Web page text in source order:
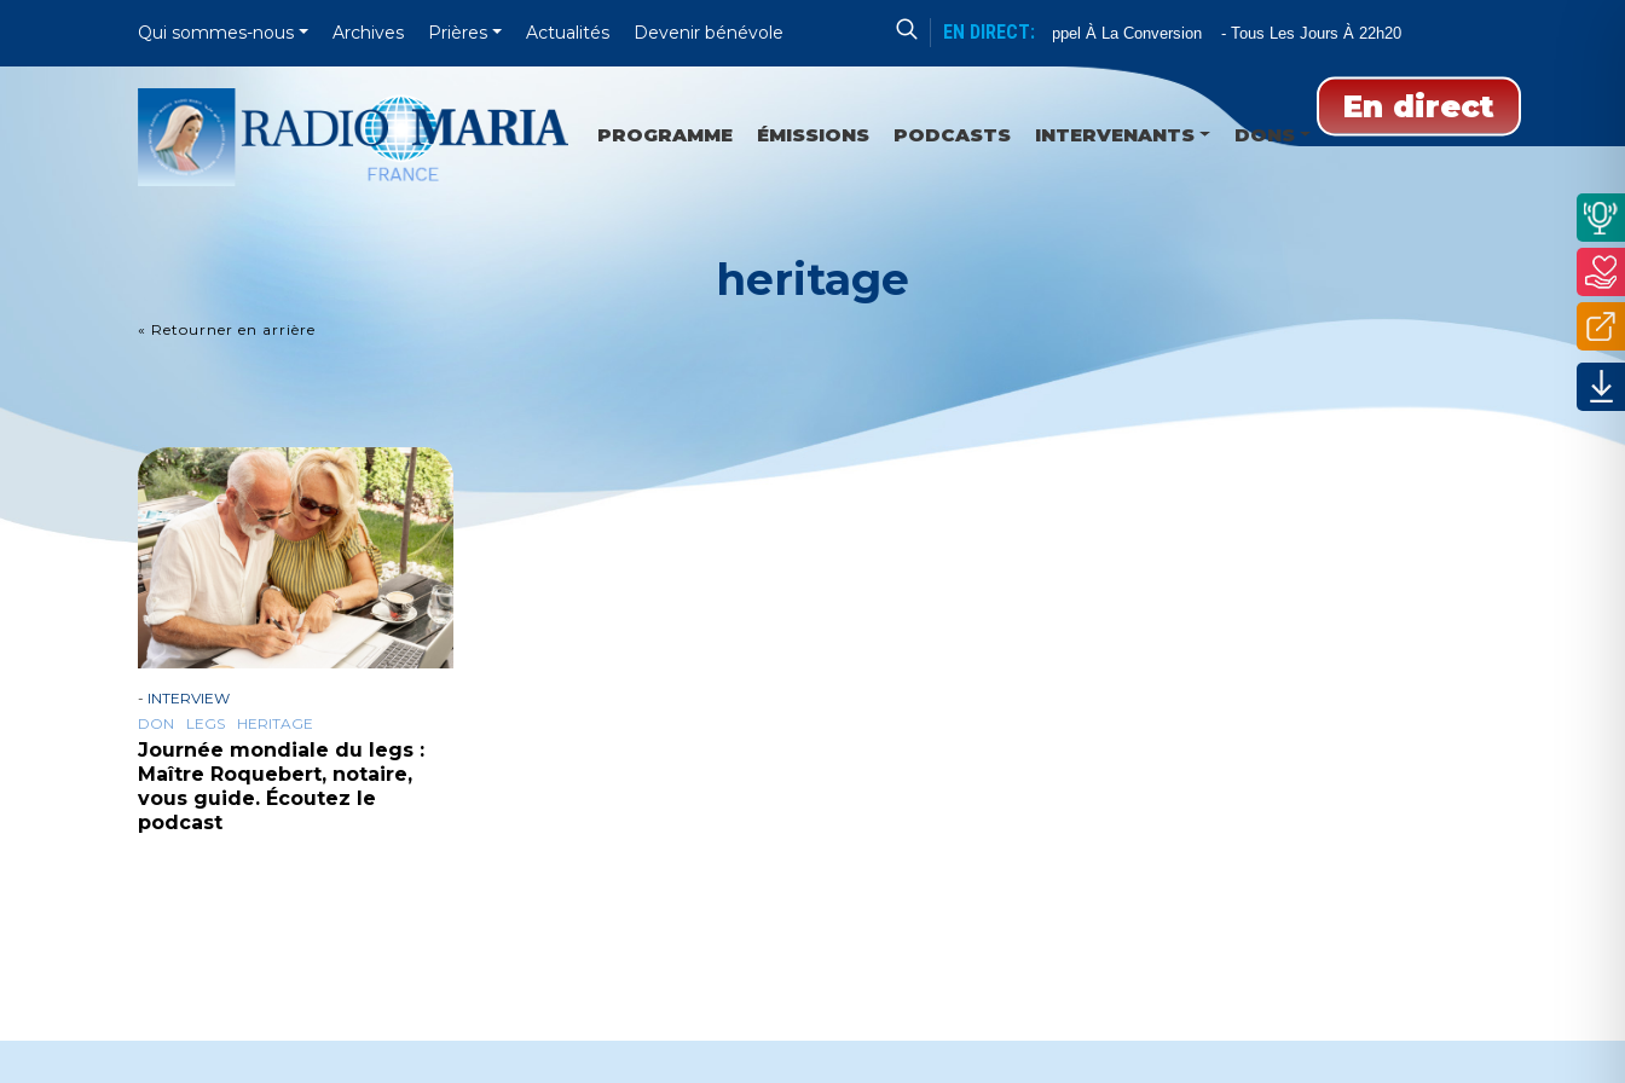
Qui sommes-nous Archives Prières Actualités Devenir bénévole EN DIRECT: Appel À La Conversion Tous Les Jours À 22h20
En direct
PROGRAMME ÉMISSIONS PODCASTS INTERVENANTS DONS
heritage
« Retourner en arrière
- INTERVIEW
DON
LEGS HERITAGE
Journée mondiale du legs :
Maître Roquebert, notaire,
vous guide. Écoutez le
podcast